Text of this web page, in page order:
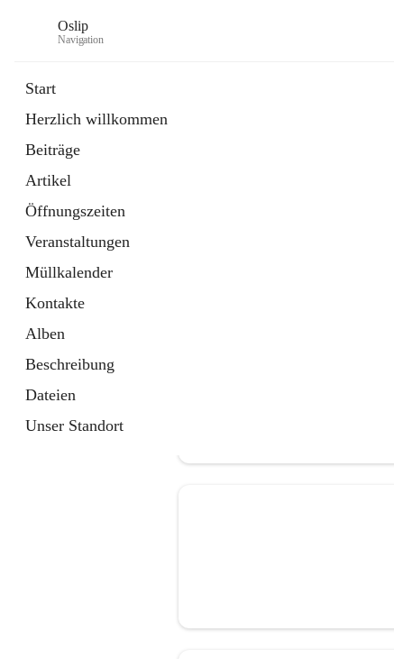
Oslip
Navigation
Start
Herzlich willkommen
Beiträge
Artikel
Öffnungszeiten
Veranstaltungen
Müllkalender
Kontakte
Alben
Beschreibung
Dateien
Unser Standort